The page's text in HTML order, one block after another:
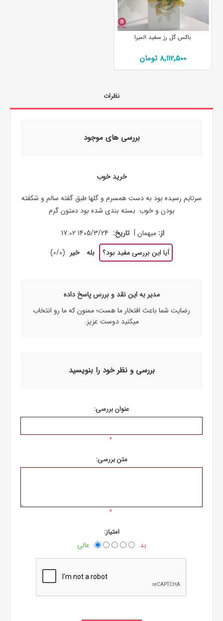
باکس گل رز سفید المیرا
8٬112٬500 تومان
نظرات
بررسی های موجود
خرید خوب
سرتایم رسیده بود به دست همسرم و گلها طبق گفته سالم و شکفته
بودن و خوب بسته بندی شده بود دمتون گرم
از: میهمان | تاریخ: 1405/3/24 17:02
آیا این بررسی مفید بود؟
بله خیر (
0/0
)
مدیر به این نقد و بررس پاسخ داده
رضایت شما باعث افتخار ما هست؛ ممنون که ما رو انتخاب
میکنید دوست عزیز.
بررسی و نظر خود را بنویسید
عنوان بررسی:
*
متن بررسی:
*
امتیاز:
بد عالی